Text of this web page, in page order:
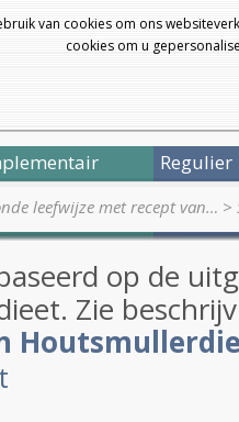
van cookies om ons
cookies om u
Regulier
leefwijze met recept van… >
op de
Zie